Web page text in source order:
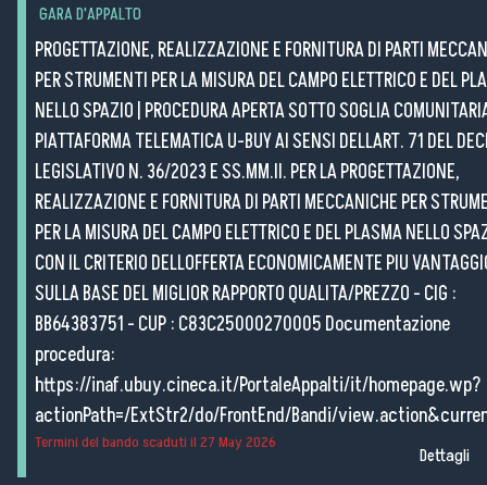
GARA D'APPALTO
PROGETTAZIONE, REALIZZAZIONE E FORNITURA DI PARTI
PER STRUMENTI PER LA MISURA DEL CAMPO ELETTRICO E DEL
NELLO SPAZIO PROCEDURA APERTA SOTTO SOGLIA
PIATTAFORMA TELEMATICA U-BUY AI SENSI DELLART. 71 DEL
LEGISLATIVO N. 36/2023 E SS.MM.II. PER LA PROGETTAZIONE,
REALIZZAZIONE E FORNITURA DI PARTI MECCANICHE PER
PER LA MISURA DEL CAMPO ELETTRICO E DEL PLASMA NELLO
CON IL CRITERIO DELLOFFERTA ECONOMICAMENTE PIU
SULLA BASE DEL MIGLIOR RAPPORTO QUALITA/PREZZO - CIG :
BB64383751 - CUP : C83C25000270005 Documentazione
procedura:
https://inaf.ubuy.cineca.it/PortaleAppalti/it/homepage.wp?
actionPath=/ExtStr2/do/FrontEnd/Bandi/
Termini del bando scaduti il 27 May 2026
Dettagli